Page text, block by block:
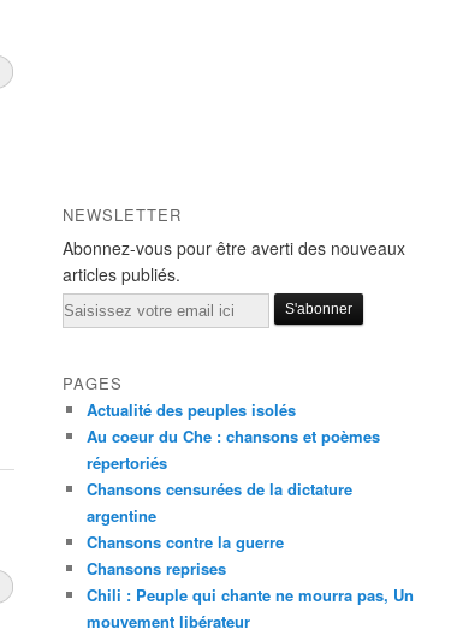
NEWSLETTER
Abonnez-vous pour être averti des nouveaux
articles publiés.
Email
PAGES
Actualité des peuples isolés
Au coeur du Che : chansons et poèmes
répertoriés
Chansons censurées de la dictature
argentine
Chansons contre la guerre
Chansons reprises
Chili : Peuple qui chante ne mourra pas, Un
mouvement libérateur